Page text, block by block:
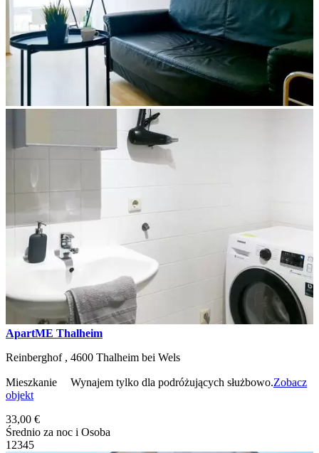
ApartME Thalheim
Reinberghof , 4600 Thalheim bei Wels
Mieszkanie Wynajem tylko dla podróżujących służbowo.Zobacz
objekt
33,00 €
Średnio za noc i Osoba
1 2345